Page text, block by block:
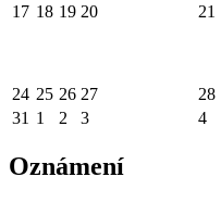
17 18 19 20 21
24 25 26 27 28
31 1 2 3 4
Oznámení